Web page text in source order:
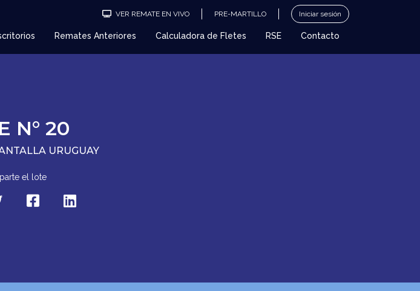
VER REMATE EN VIVO PRE-MARTILLO Iniciar sesión
Remates Anteriores Calculadora de Fletes RSE Contacto
N° 20
URUGUAY
el lote